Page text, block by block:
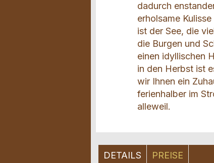
dadurch
erholsame
ist der See, die
die Burgen und
einen idyllischen
in den Herbst ist
wir Ihnen ein
ferienhalber im
alleweil.
DETAILS PREISE